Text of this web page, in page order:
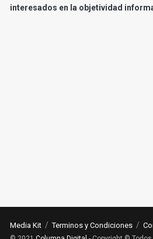
interesados en la objetividad
Media Kit Terminos y Condiciones